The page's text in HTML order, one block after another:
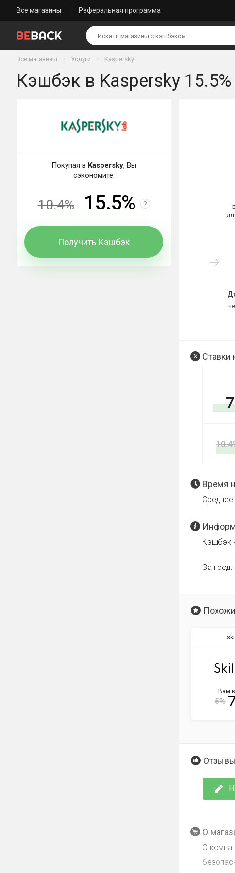
Все магазины Реферальная программа
Все магазины Услуги Kaspersky
Кэшбэк в Kaspersky
Ставки
Время
Кэшбэк
За
Вам
5%
О
О
Покупая в Kaspersky, Вы
сэкономите:
10.4% 15.5% ?
Получить Кэшбэк